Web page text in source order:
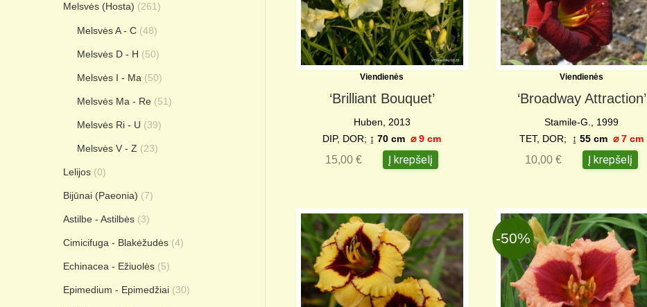
Viendienės
‘Brilliant Bouquet’
Huben, 2013
DIP, DOR; ↨ 70 cm⌀ 9 cm
15,00€ Į krepšelį
Viendienės
‘Broadway Attraction’
Stamile-G., 1999
TET, DOR;
↨ 55 cm⌀ 7 cm
10,00€ Į krepšelį
-50%
Melsvės (Hosta) (261)
Melsvės A - C (48)
Melsvės D - H (50)
Melsvės I - Ma (50)
Melsvės Ma - Re (51)
Melsvės Ri - U (39)
Melsvės V - Z (23)
Lelijos (0)
Bijūnai (Paeonia) (7)
Astilbe - Astilbės (3)
Cimicifuga - Blakėžudės (4)
Echinacea - Ežiuolės (5)
Epimedium - Epimedžiai (30)